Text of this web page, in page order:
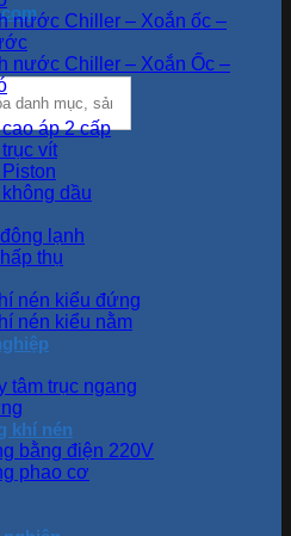
nước Chiller – Xoắn ốc –
nước Chiller – Xoắn Ốc –
áp 2 cấp
vít
dầu
lạnh
thụ
nén kiểu đứng
nén kiểu nằm
tâm trục ngang
khí nén
bằng điện 220V
phao cơ